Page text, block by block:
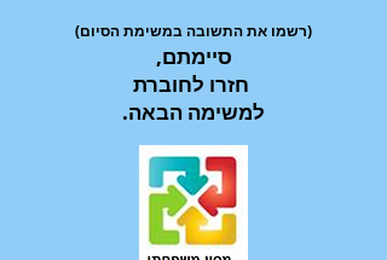
(רשמו את התשובה במשימת הסיום)
,סיימתם
.למשימה הבאה